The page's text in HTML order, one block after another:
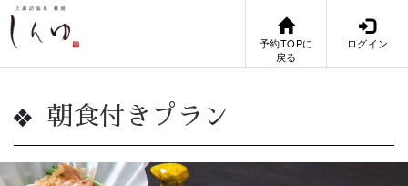
予約TOPに
戻る
ログイン
朝食付きプラン